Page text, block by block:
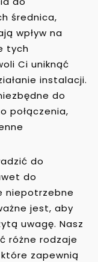
średnica,
wpływ na
tych
Ci uniknąć
instalacji.
do
połączenia,
do
do
niepotrzebne
jest, aby
uwagę. Nasz
różne rodzaje
które zapewnią